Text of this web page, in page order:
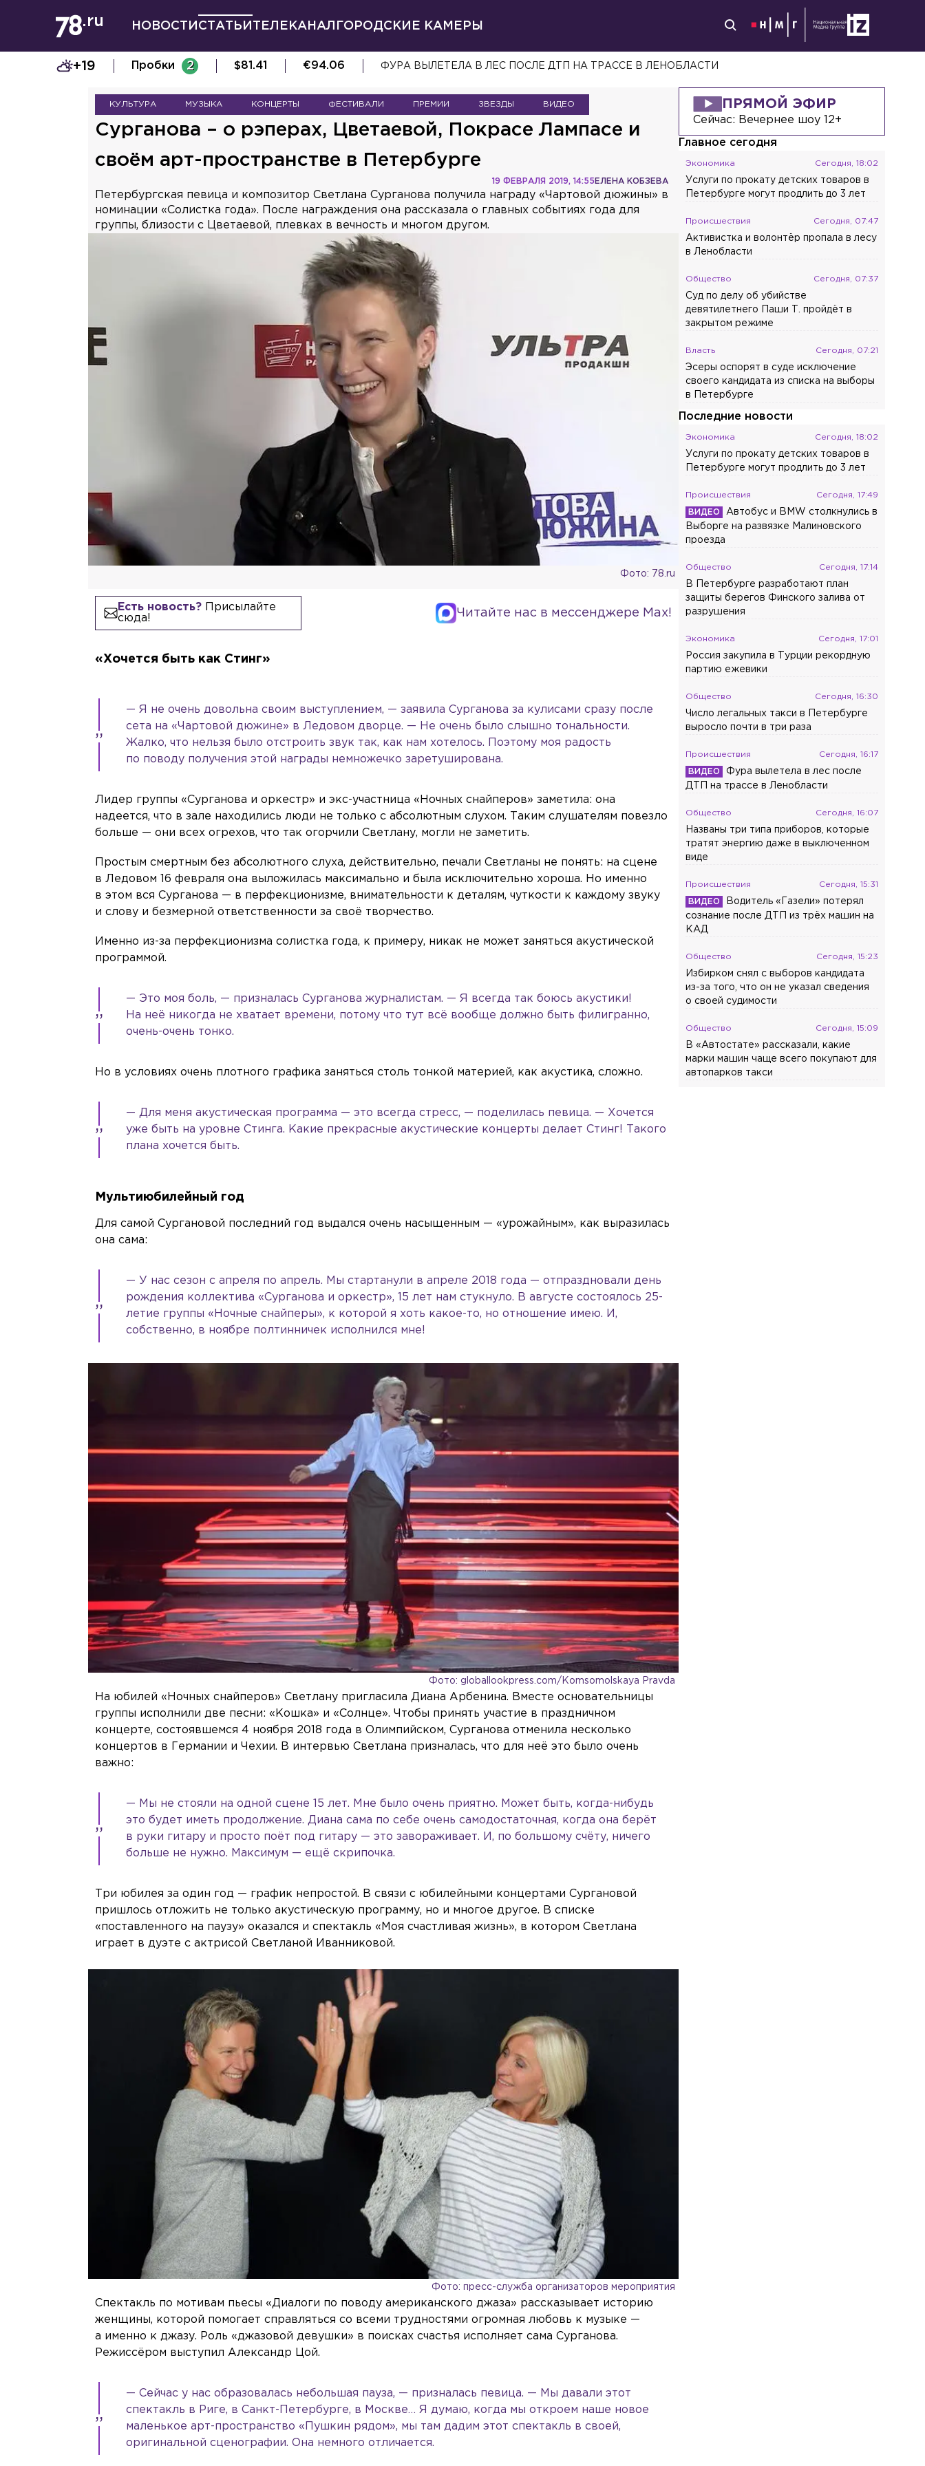
НОВОСТИ СТАТЬИ ТЕЛЕКАНАЛ ГОРОДСКИЕ КАМЕРЫ
+19 Пробки 2 $81.41 €94.06 ФУРА ВЫЛЕТЕЛА В ЛЕС ПОСЛЕ ДТП НА ТРАССЕ В ЛЕНОБЛАСТИ
КУЛЬТУРА МУЗЫКА КОНЦЕРТЫ ФЕСТИВАЛИ ПРЕМИИ ЗВЕЗДЫ ВИДЕО
Сурганова – о рэперах, Цветаевой, Покрасе Лампасе и
своём арт-пространстве в Петербурге
ЕЛЕНА КОБЗЕВА
19 ФЕВРАЛЯ 2019, 14:55
Петербургская певица и композитор Светлана Сурганова получила награду «Чартовой дюжины» в
номинации «Солистка года». После награждения она рассказала о главных событиях года для
группы, близости с Цветаевой, плевках в вечность и многом другом.
Фото: 78.ru
Есть новость?Присылайте
сюда!
Читайте нас в мессенджере Max!
«Хочется быть как Стинг»
— Я не очень довольна своим выступлением, — заявила Сурганова за кулисами сразу после
сета на «Чартовой дюжине» в Ледовом дворце. — Не очень было слышно тональности.
Жалко, что нельзя было отстроить звук так, как нам хотелось. Поэтому моя радость
по поводу получения этой награды немножечко заретуширована.
Лидер группы «Сурганова и оркестр» и экс-участница «Ночных снайперов» заметила: она
надеется, что в зале находились люди не только с абсолютным слухом. Таким слушателям повезло
больше — они всех огрехов, что так огорчили Светлану, могли не заметить.
Простым смертным без абсолютного слуха, действительно, печали Светланы не понять: на сцене
в Ледовом 16 февраля она выложилась максимально и была исключительно хороша. Но именно
в этом вся Сурганова — в перфекционизме, внимательности к деталям, чуткости к каждому звуку
и слову и безмерной ответственности за своё творчество.
Именно из-за перфекционизма солистка года, к примеру, никак не может заняться акустической
программой.
— Это моя боль, — призналась Сурганова журналистам. — Я всегда так боюсь акустики!
На неё никогда не хватает времени, потому что тут всё вообще должно быть филигранно,
очень-очень тонко.
Но в условиях очень плотного графика заняться столь тонкой материей, как акустика, сложно.
— Для меня акустическая программа — это всегда стресс, — поделилась певица. — Хочется
уже быть на уровне Стинга. Какие прекрасные акустические концерты делает Стинг! Такого
плана хочется быть.
Мультиюбилейный год
Для самой Сургановой последний год выдался очень насыщенным — «урожайным», как выразилась
она сама:
— У нас сезон с апреля по апрель. Мы стартанули в апреле 2018 года — отпраздновали день
рождения коллектива «Сурганова и оркестр», 15 лет нам стукнуло. В августе состоялось 25-
летие группы «Ночные снайперы», к которой я хоть какое-то, но отношение имею. И,
собственно, в ноябре полтинничек исполнился мне!
Фото: globallookpress.com/Komsomolskaya Pravda
На юбилей «Ночных снайперов» Светлану пригласила Диана Арбенина. Вместе основательницы
группы исполнили две песни: «Кошка» и «Солнце». Чтобы принять участие в праздничном
концерте, состоявшемся 4 ноября 2018 года в Олимпийском, Сурганова отменила несколько
концертов в Германии и Чехии. В интервью Светлана призналась, что для неё это было очень
важно:
— Мы не стояли на одной сцене 15 лет. Мне было очень приятно. Может быть, когда-нибудь
это будет иметь продолжение. Диана сама по себе очень самодостаточная, когда она берёт
в руки гитару и просто поёт под гитару — это завораживает. И, по большому счёту, ничего
больше не нужно. Максимум — ещё скрипочка.
Три юбилея за один год — график непростой. В связи с юбилейными концертами Сургановой
пришлось отложить не только акустическую программу, но и многое другое. В списке
«поставленного на паузу» оказался и спектакль «Моя счастливая жизнь», в котором Светлана
играет в дуэте с актрисой Светланой Иванниковой.
Фото: пресс-служба организаторов мероприятия
Спектакль по мотивам пьесы «Диалоги по поводу американского джаза» рассказывает историю
женщины, которой помогает справляться со всеми трудностями огромная любовь к музыке —
а именно к джазу. Роль «джазовой девушки» в поисках счастья исполняет сама Сурганова.
Режиссёром выступил Александр Цой.
— Сейчас у нас образовалась небольшая пауза, — призналась певица. — Мы давали этот
спектакль в Риге, в Санкт-Петербурге, в Москве… Я думаю, когда мы откроем наше новое
маленькое арт-пространство «Пушкин рядом», мы там дадим этот спектакль в своей,
оригинальной сценографии. Она немного отличается.
ПРЯМОЙ ЭФИР
Сейчас: Вечернее шоу 12+
Главное сегодня
Экономика Сегодня, 18:02
Услуги по прокату детских товаров в
Петербурге могут продлить до 3 лет
Происшествия Сегодня, 07:47
Активистка и волонтёр пропала в лесу
в Ленобласти
Общество Сегодня, 07:37
Суд по делу об убийстве
девятилетнего Паши Т. пройдёт в
закрытом режиме
Власть Сегодня, 07:21
Эсеры оспорят в суде исключение
своего кандидата из списка на выборы
в Петербурге
Последние новости
Экономика Сегодня, 18:02
Услуги по прокату детских товаров в
Петербурге могут продлить до 3 лет
Происшествия Сегодня, 17:49
Автобус и BMW столкнулись в
Выборге на развязке Малиновского
проезда
Общество Сегодня, 17:14
В Петербурге разработают план
защиты берегов Финского залива от
разрушения
Экономика Сегодня, 17:01
Россия закупила в Турции рекордную
партию ежевики
Общество Сегодня, 16:30
Число легальных такси в Петербурге
выросло почти в три раза
Происшествия Сегодня, 16:17
Фура вылетела в лес после
ДТП на трассе в Ленобласти
Общество Сегодня, 16:07
Названы три типа приборов, которые
тратят энергию даже в выключенном
виде
Происшествия Сегодня, 15:31
Водитель «Газели» потерял
сознание после ДТП из трёх машин на
КАД
Общество Сегодня, 15:23
Избирком снял с выборов кандидата
из-за того, что он не указал сведения
о своей судимости
Общество Сегодня, 15:09
В «Автостате» рассказали, какие
марки машин чаще всего покупают для
автопарков такси